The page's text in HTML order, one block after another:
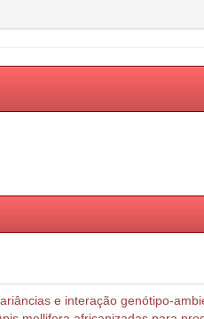
e interação genótipo-